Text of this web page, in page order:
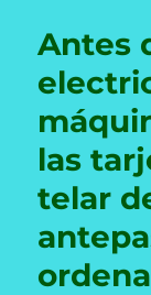
Antes
las
telar